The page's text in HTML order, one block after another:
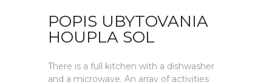
POPIS UBYTOVANIA
HOUPLA SOL
There is a full kitchen with a dishwasher
and a microwave. An array of activities